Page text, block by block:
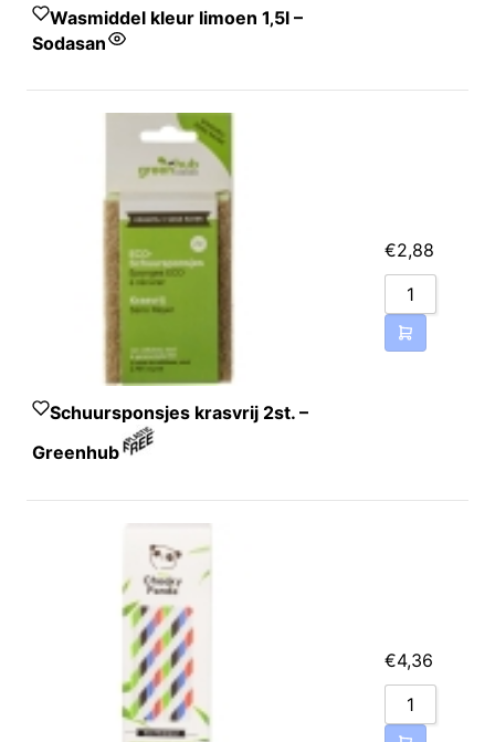
Wasmiddel kleur limoen 1‚5l –
Sodasan
30% water, plantaardige
iminodisuccinaat,
polyaspartaat, citraat,
alcohol (ethanol)
Schuursponsjes krasvrij 2st. –
Greenhub
€2,88
€4,36